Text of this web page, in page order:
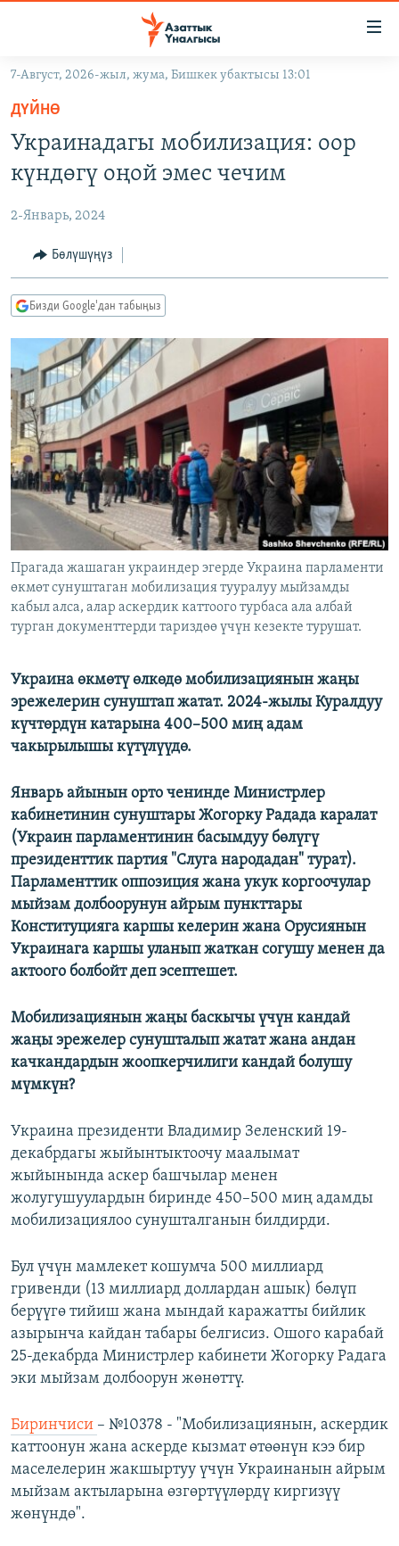
Навигацияга
өтүңүз
Издөөгө
салыңыз
ЖАҢЫЛЫКТАР
КЫРГЫЗСТАН
ЭКОНОМИКА
МАДАНИЯТ
ДҮЙНӨ
БОРБОР АЗИЯ
УКРАИНА
АТАЙЫН ИЛИКТӨӨ
ТВ ПРОГРАММАЛАР
ЭКСПЕРТТЕР ТАЛДАЙТ
БИЗ ЖАНА ДҮЙНӨ
ДАНИСТЕ
ЭЖЕ-СИҢДИЛЕР
АЗАТТЫК+
ЫҢГАЙСЫЗ СУРООЛОР
ӨЗГӨЧӨ ПИКИР
Русский
ОНЛАЙН ШЕРИНЕ
ЭЕ/АРнун бардык сайттары
7-Август, 2026-жыл, жума, Бишкек убактысы 13:01
ДҮЙНӨ
Украинадагы мобилизация: оор
күндөгү оңой эмес чечим
2-Январь, 2024
Бөлүшүңүз
Бизди Google'дан табыңыз
Прагада жашаган украиндер эгерде Украина парламенти
өкмөт сунуштаган мобилизация тууралуу мыйзамды
кабыл алса, алар аскердик каттоого турбаса ала албай
турган документтерди тариздөө үчүн кезекте турушат.
Украина өкмөтү өлкөдө мобилизациянын жаңы
эрежелерин сунуштап жатат. 2024-жылы Куралдуу
күчтөрдүн катарына 400–500 миң адам
чакырылышы күтүлүүдө.
Январь айынын орто ченинде Министрлер
кабинетинин сунуштары Жогорку Радада каралат
(Украин парламентинин басымдуу бөлүгү
президенттик партия "Слуга народадан" турат).
Парламенттик оппозиция жана укук коргоочулар
мыйзам долбоорунун айрым пункттары
Конституцияга каршы келерин жана Орусиянын
Украинага каршы уланып жаткан согушу менен да
актоого болбойт деп эсептешет.
Мобилизациянын жаңы баскычы үчүн кандай
жаңы эрежелер сунушталып жатат жана андан
качкандардын жоопкерчилиги кандай болушу
мүмкүн?
Украина президенти Владимир Зеленский 19-
декабрдагы жыйынтыктоочу маалымат
жыйынында аскер башчылар менен
жолугушуулардын биринде 450–500 миң адамды
мобилизациялоо сунушталганын билдирди.
Бул үчүн мамлекет кошумча 500 миллиард
гривенди (13 миллиард доллардан ашык) бөлүп
берүүгө тийиш жана мындай каражатты бийлик
азырынча кайдан табары белгисиз. Ошого карабай
25-декабрда Министрлер кабинети Жогорку Радага
эки мыйзам долбоорун жөнөттү.
Биринчиси – №10378 - "Мобилизациянын, аскердик
каттоонун жана аскерде кызмат өтөөнүн кээ бир
маселелерин жакшыртуу үчүн Украинанын айрым
мыйзам актыларына өзгөртүүлөрдү киргизүү
жөнүндө".